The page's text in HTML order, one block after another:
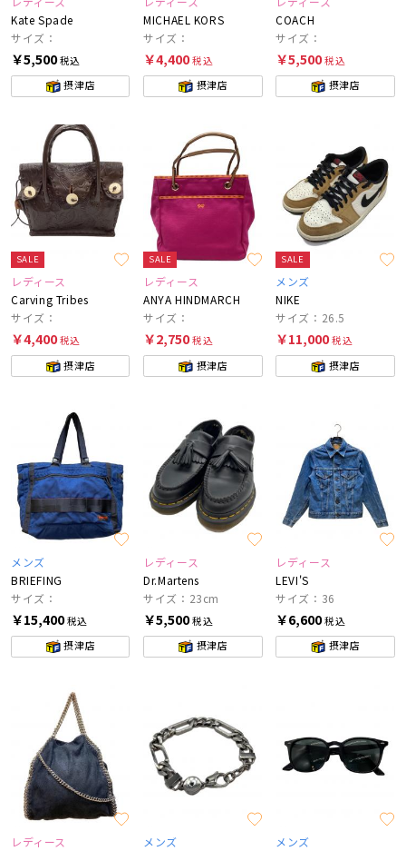
Kate Spade
サイズ：
￥5,500税込
摂津店
MICHAEL KORS
サイズ：
￥4,400税込
摂津店
COACH
サイズ：
￥5,500税込
摂津店
SALE
レディース
Carving Tribes
サイズ：
￥4,400税込
摂津店
SALE
レディース
ANYA HINDMARCH
サイズ：
￥2,750税込
摂津店
SALE
メンズ
NIKE
サイズ：26.5
￥11,000税込
摂津店
メンズ
BRIEFING
サイズ：
￥15,400税込
摂津店
レディース
Dr.Martens
サイズ：23cm
￥5,500税込
摂津店
レディース
LEVI'S
サイズ：36
￥6,600税込
摂津店
レディース
メンズ
メンズ